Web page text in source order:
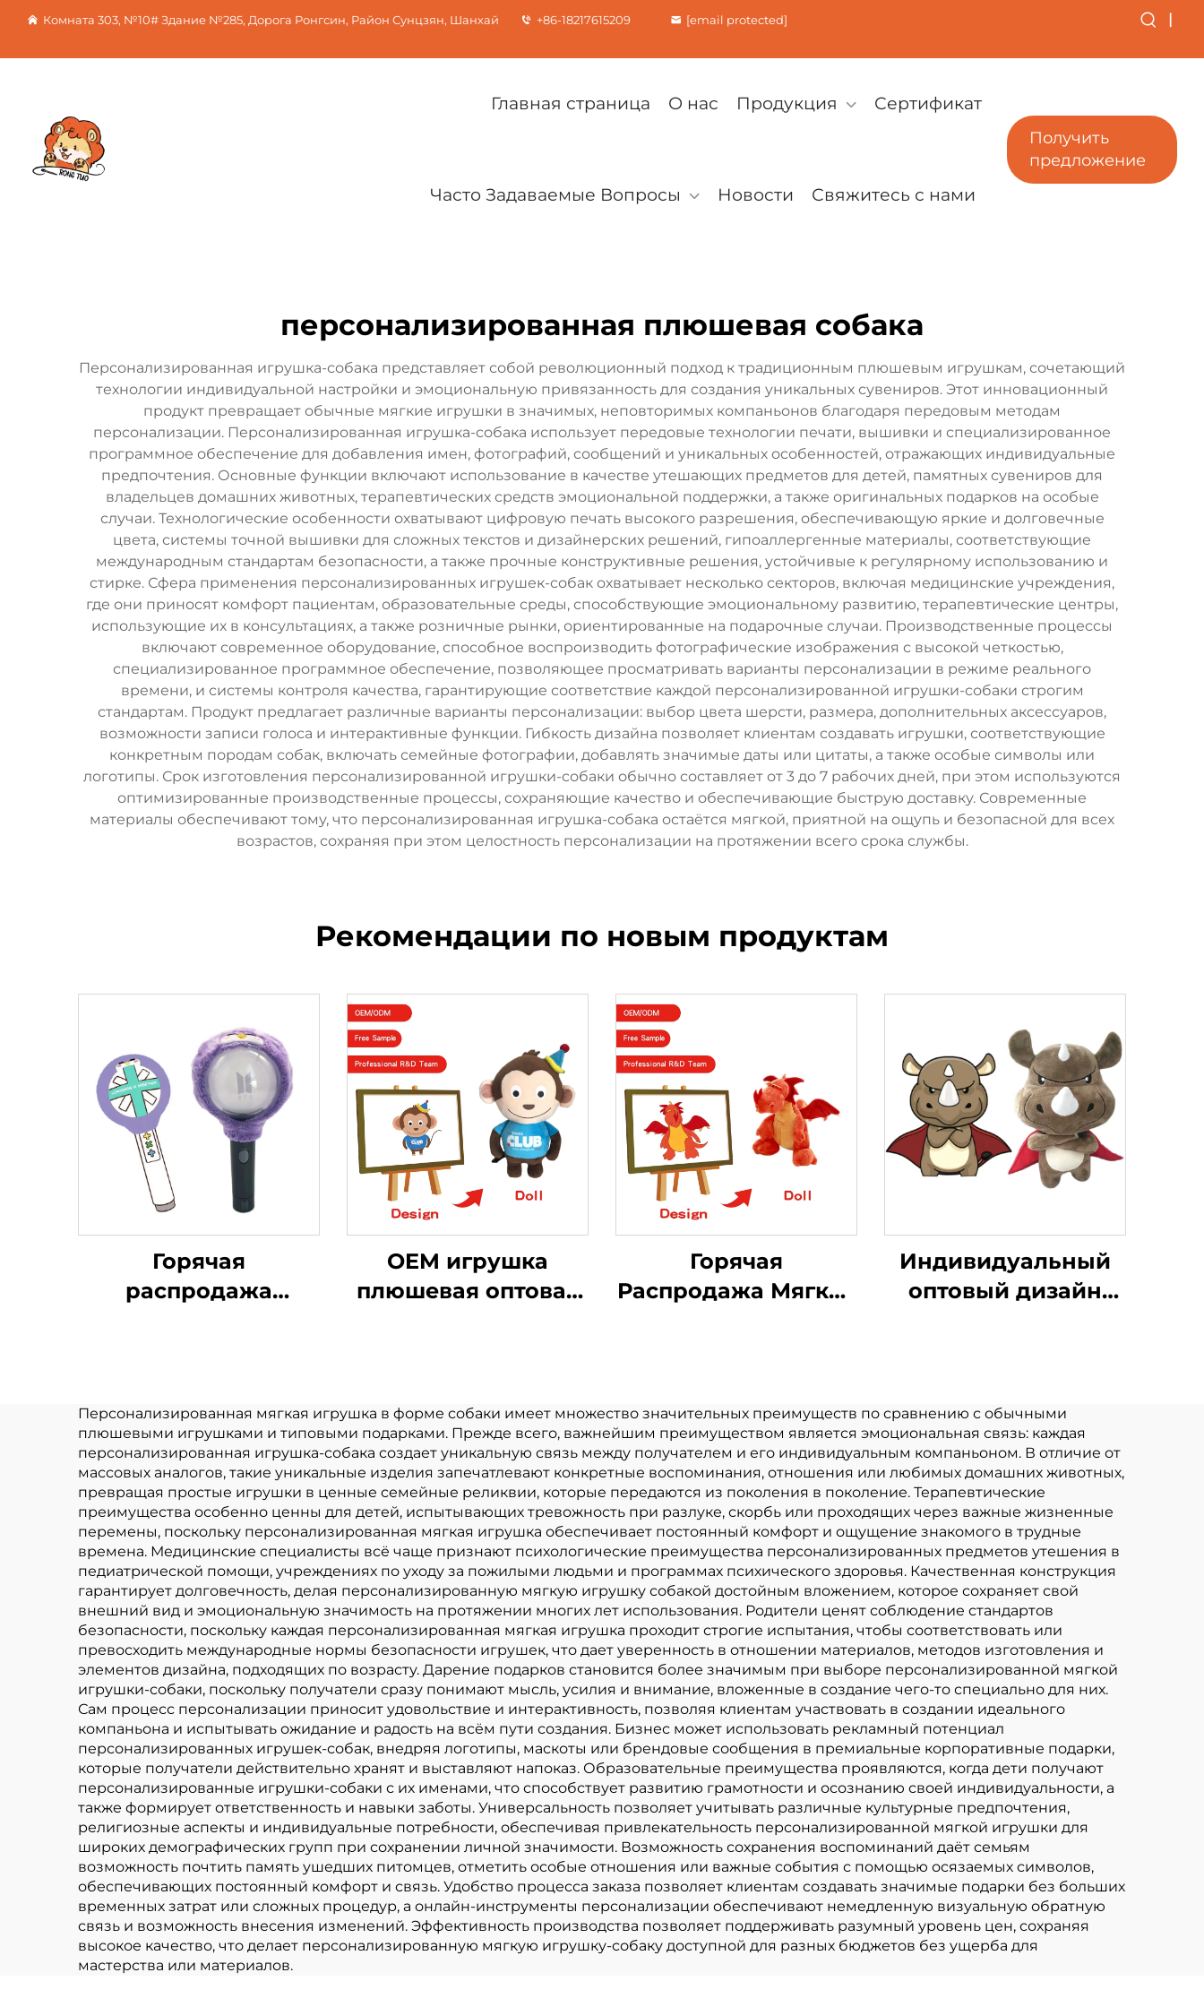
Комната 303, №10# Здание №285, Дорога Ронгсин, Район Сунцзян, Шанхай +86-18217615209 [email protected] |
Главная страница О нас Продукция Сертификат
Часто Задаваемые Вопросы Новости Свяжитесь с нами
Получить
предложение
персонализированная плюшевая собака
Персонализированная игрушка-собака представляет собой революционный подход к традиционным плюшевым игрушкам, сочетающий
технологии индивидуальной настройки и эмоциональную привязанность для создания уникальных сувениров. Этот инновационный
продукт превращает обычные мягкие игрушки в значимых, неповторимых компаньонов благодаря передовым методам
персонализации. Персонализированная игрушка-собака использует передовые технологии печати, вышивки и специализированное
программное обеспечение для добавления имен, фотографий, сообщений и уникальных особенностей, отражающих индивидуальные
предпочтения. Основные функции включают использование в качестве утешающих предметов для детей, памятных сувениров для
владельцев домашних животных, терапевтических средств эмоциональной поддержки, а также оригинальных подарков на особые
случаи. Технологические особенности охватывают цифровую печать высокого разрешения, обеспечивающую яркие и долговечные
цвета, системы точной вышивки для сложных текстов и дизайнерских решений, гипоаллергенные материалы, соответствующие
международным стандартам безопасности, а также прочные конструктивные решения, устойчивые к регулярному использованию и
стирке. Сфера применения персонализированных игрушек-собак охватывает несколько секторов, включая медицинские учреждения,
где они приносят комфорт пациентам, образовательные среды, способствующие эмоциональному развитию, терапевтические центры,
использующие их в консультациях, а также розничные рынки, ориентированные на подарочные случаи. Производственные процессы
включают современное оборудование, способное воспроизводить фотографические изображения с высокой четкостью,
специализированное программное обеспечение, позволяющее просматривать варианты персонализации в режиме реального
времени, и системы контроля качества, гарантирующие соответствие каждой персонализированной игрушки-собаки строгим
стандартам. Продукт предлагает различные варианты персонализации: выбор цвета шерсти, размера, дополнительных аксессуаров,
возможности записи голоса и интерактивные функции. Гибкость дизайна позволяет клиентам создавать игрушки, соответствующие
конкретным породам собак, включать семейные фотографии, добавлять значимые даты или цитаты, а также особые символы или
логотипы. Срок изготовления персонализированной игрушки-собаки обычно составляет от 3 до 7 рабочих дней, при этом используются
оптимизированные производственные процессы, сохраняющие качество и обеспечивающие быструю доставку. Современные
материалы обеспечивают тому, что персонализированная игрушка-собака остаётся мягкой, приятной на ощупь и безопасной для всех
возрастов, сохраняя при этом целостность персонализации на протяжении всего срока службы.
Рекомендации по новым продуктам
Горячая
распродажа
игрушки для
поклонников поп-
звезды
музыкальный
концерт
празднование
OEM игрушка
плюшевая оптовая
плюшевый брелок
Животное игрушка
мягкая Мягкие
игрушки для
животных
Горячая
Распродажа Мягкая
Индивидуальный
Логотип Мягкая
Плюшевая Игрушка
Настроить
Индивидуальный
оптовый дизайн
Производство
Игрушки Мягкие
Игрушки Животное
Плюшевые на заказ
Персонализированная мягкая игрушка в форме собаки имеет множество значительных преимуществ по сравнению с обычными
плюшевыми игрушками и типовыми подарками. Прежде всего, важнейшим преимуществом является эмоциональная связь: каждая
персонализированная игрушка-собака создает уникальную связь между получателем и его индивидуальным компаньоном. В отличие от
массовых аналогов, такие уникальные изделия запечатлевают конкретные воспоминания, отношения или любимых домашних животных,
превращая простые игрушки в ценные семейные реликвии, которые передаются из поколения в поколение. Терапевтические
преимущества особенно ценны для детей, испытывающих тревожность при разлуке, скорбь или проходящих через важные жизненные
перемены, поскольку персонализированная мягкая игрушка обеспечивает постоянный комфорт и ощущение знакомого в трудные
времена. Медицинские специалисты всё чаще признают психологические преимущества персонализированных предметов утешения в
педиатрической помощи, учреждениях по уходу за пожилыми людьми и программах психического здоровья. Качественная конструкция
гарантирует долговечность, делая персонализированную мягкую игрушку собакой достойным вложением, которое сохраняет свой
внешний вид и эмоциональную значимость на протяжении многих лет использования. Родители ценят соблюдение стандартов
безопасности, поскольку каждая персонализированная мягкая игрушка проходит строгие испытания, чтобы соответствовать или
превосходить международные нормы безопасности игрушек, что дает уверенность в отношении материалов, методов изготовления и
элементов дизайна, подходящих по возрасту. Дарение подарков становится более значимым при выборе персонализированной мягкой
игрушки-собаки, поскольку получатели сразу понимают мысль, усилия и внимание, вложенные в создание чего-то специально для них.
Сам процесс персонализации приносит удовольствие и интерактивность, позволяя клиентам участвовать в создании идеального
компаньона и испытывать ожидание и радость на всём пути создания. Бизнес может использовать рекламный потенциал
персонализированных игрушек-собак, внедряя логотипы, маскоты или брендовые сообщения в премиальные корпоративные подарки,
которые получатели действительно хранят и выставляют напоказ. Образовательные преимущества проявляются, когда дети получают
персонализированные игрушки-собаки с их именами, что способствует развитию грамотности и осознанию своей индивидуальности, а
также формирует ответственность и навыки заботы. Универсальность позволяет учитывать различные культурные предпочтения,
религиозные аспекты и индивидуальные потребности, обеспечивая привлекательность персонализированной мягкой игрушки для
широких демографических групп при сохранении личной значимости. Возможность сохранения воспоминаний даёт семьям
возможность почтить память ушедших питомцев, отметить особые отношения или важные события с помощью осязаемых символов,
обеспечивающих постоянный комфорт и связь. Удобство процесса заказа позволяет клиентам создавать значимые подарки без больших
временных затрат или сложных процедур, а онлайн-инструменты персонализации обеспечивают немедленную визуальную обратную
связь и возможность внесения изменений. Эффективность производства позволяет поддерживать разумный уровень цен, сохраняя
высокое качество, что делает персонализированную мягкую игрушку-собаку доступной для разных бюджетов без ущерба для
мастерства или материалов.